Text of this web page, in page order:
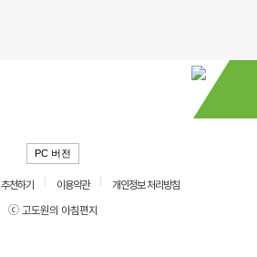
PC 버전
추천하기 이용약관
개인정보 처리방침
ⓒ 고도원의 아침편지